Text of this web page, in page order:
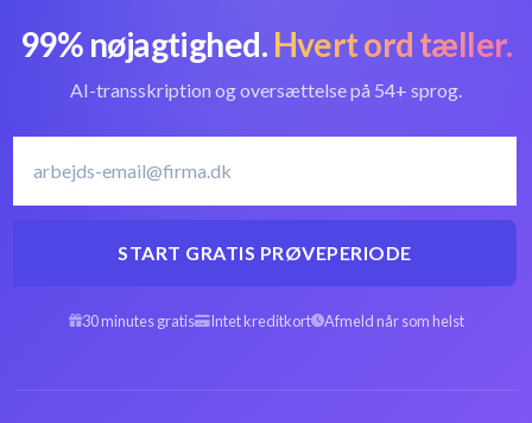
99% nøjagtighed. Hvert ord tæller.
AI-transskription og oversættelse på 54+ sprog.
START GRATIS PRØVEPERIODE
30 minutes gratis Intet kreditkort Afmeld når som helst